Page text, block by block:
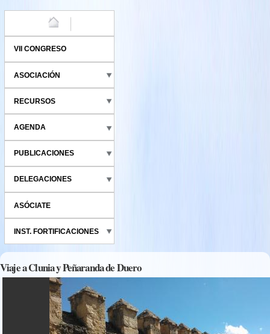
VII CONGRESO
ASOCIACIÓN
RECURSOS
AGENDA
PUBLICACIONES
DELEGACIONES
ASÓCIATE
INST. FORTIFICACIONES
Viaje a Clunia y Peñaranda de Duero